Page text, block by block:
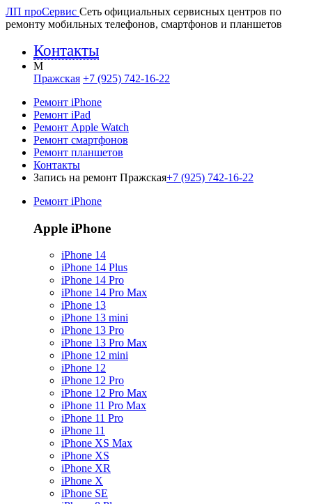
ЛП проСервис Сеть официальных сервисных центров по
ремонту мобильных телефонов, смартфонов и планшетов
Контакты
M
Пражская +7 (925) 742-16-22
Ремонт iPhone
Ремонт iPad
Ремонт Apple Watch
Ремонт смартфонов
Ремонт планшетов
Контакты
Запись на ремонт Пражская+7 (925) 742-16-22
Ремонт iPhone
Apple iPhone
iPhone 14
iPhone 14 Plus
iPhone 14 Pro
iPhone 14 Pro Max
iPhone 13
iPhone 13 mini
iPhone 13 Pro
iPhone 13 Pro Max
iPhone 12 mini
iPhone 12
iPhone 12 Pro
iPhone 12 Pro Max
iPhone 11 Pro Max
iPhone 11 Pro
iPhone 11
iPhone XS Max
iPhone XS
iPhone XR
iPhone X
iPhone SE